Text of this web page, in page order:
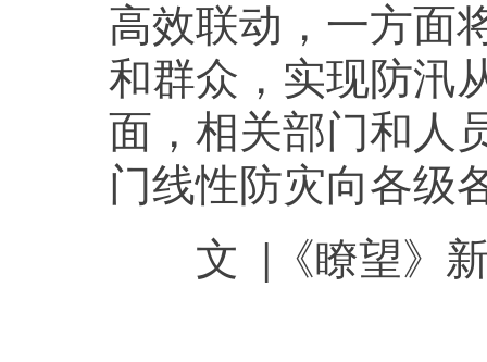
高效联动，一方面
和群众，实现防汛
面，相关部门和人
门线性防灾向各级
文 |《瞭望》新